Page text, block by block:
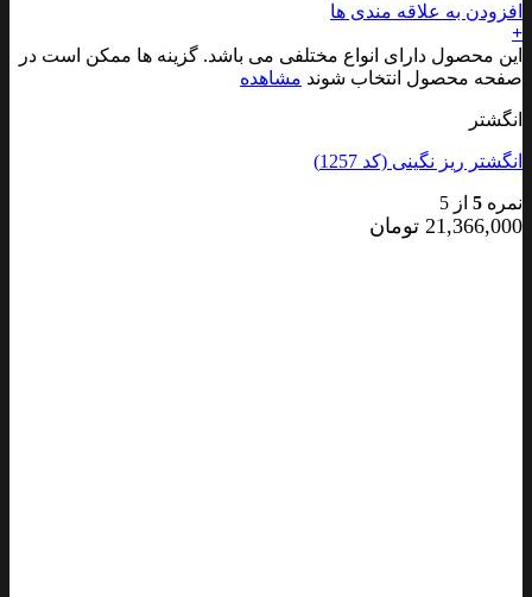
افزودن به علاقه مندی ها
+
این محصول دارای انواع مختلفی می باشد. گزینه ها ممکن است در
صفحه محصول انتخاب شوند مشاهده
انگشتر
انگشتر ریز نگینی (کد 1257)
نمره 5 از 5
21,366,000 تومان